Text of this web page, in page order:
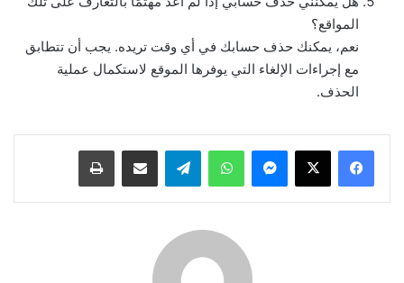
المواقع؟
نعم، يمكنك حذف حسابك في أي وقت تريده. يجب أن تتطابق
مع إجراءات الإلغاء التي يوفرها الموقع لاستكمال عملية
الحذف.
ماسنجر واتساب تيلقرام مشاركة عبر البريد طباعة